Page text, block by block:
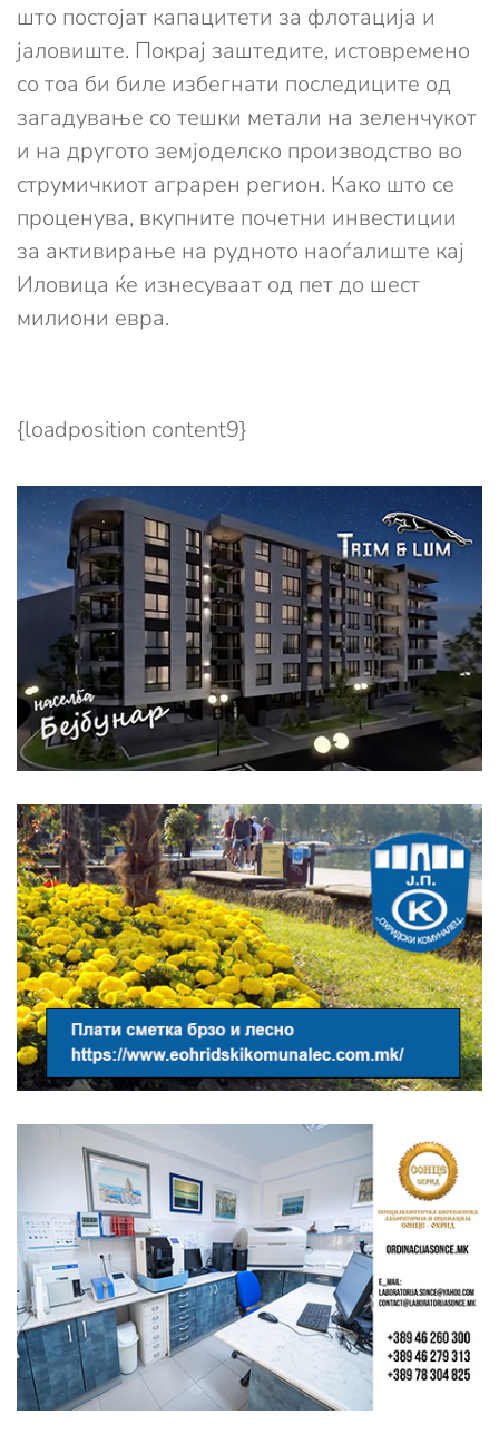
што постојат капацитети за флотација и
јаловиште. Покрај заштедите, истовремено
со тоа би биле избегнати последиците од
загадување со тешки метали на зеленчукот
и на другото земјоделско производство во
струмичкиот аграрен регион. Како што се
проценува, вкупните почетни инвестиции
за активирање на рудното наоѓалиште кај
Иловица ќе изнесуваат од пет до шест
милиони евра.
{loadposition content9}